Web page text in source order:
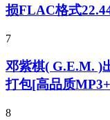
损FLAC格式
7
邓紫棋( G.E.M. )
打包[高品质
8